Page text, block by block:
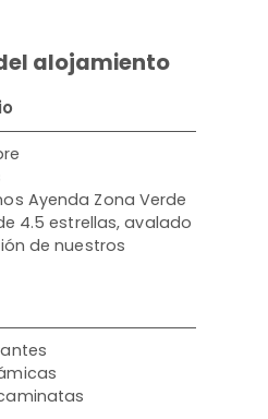
alojamiento
Ayenda Zona Verde
4.5 estrellas, avalado
de nuestros